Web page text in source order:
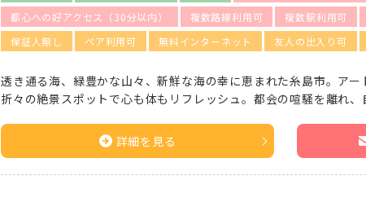
都心への好アクセス（30分以内）
複数路線利用可 複数駅利用可
保証人無し
ペア利用可 無料インターネット 友人の出入り可
透き通る海、緑豊かな山々、新鮮な海の幸に恵まれた糸島市。ア
折々の絶景スポットで心も体もリフレッシュ。都会の喧騒を離れ
詳細を見る